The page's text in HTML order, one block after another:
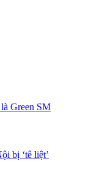
Green SM
bị ‘tê liệt’